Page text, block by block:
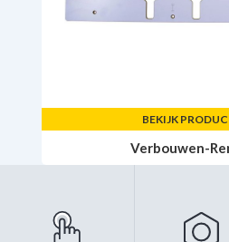
BEKIJK
Verbouwen-